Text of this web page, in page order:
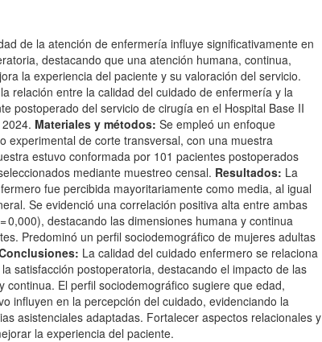
de la atención de enfermería influye significativamente en
destacando que una atención humana, continua,
la experiencia del paciente y su valoración del servicio.
relación entre la calidad del cuidado de enfermería y la
postoperado del servicio de cirugía en el Hospital Base II
Materiales y métodos: Se empleó un enfoque
experimental de corte transversal, con una muestra
estuvo conformada por 101 pacientes postoperados
mediante muestreo censal. Resultados: La
fue percibida mayoritariamente como media, al igual
Se evidenció una correlación positiva alta entre ambas
0,000), destacando las dimensiones humana y continua
Predominó un perfil sociodemográfico de mujeres adultas
La calidad del cuidado enfermero se relaciona
satisfacción postoperatoria, destacando el impacto de las
continua. El perfil sociodemográfico sugiere que edad,
influyen en la percepción del cuidado, evidenciando la
asistenciales adaptadas. Fortalecer aspectos relacionales y
la experiencia del paciente.